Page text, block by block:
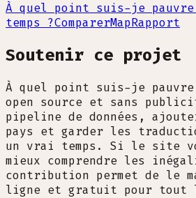
À quel point suis-je pauvre
temps ?ComparerMapRapport
Soutenir ce projet
À quel point suis-je
open source et sans
pipeline de données,
pays et garder les
un vrai temps. Si le site
mieux comprendre les
contribution permet de le
ligne et gratuit pour tout